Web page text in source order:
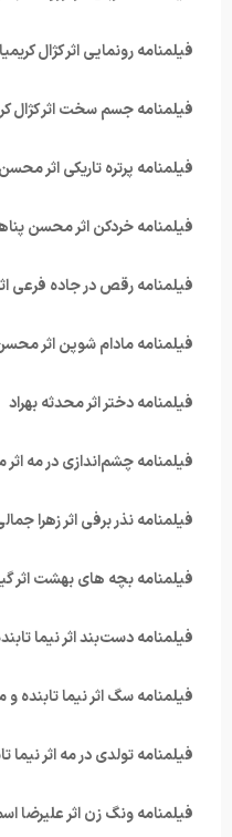
فیلمنامه رونمایی اثر کژال
فیلمنامه جسم سخت اثر کژال
فیلمنامه پرتره تاریکی اثر
فیلمنامه خردکن اثر محسن
فیلمنامه رقص در جاده فرعی
فیلمنامه مادام شوپن اثر
فیلمنامه دختر اثر محدثه بهراد
فیلمنامه چشم‌اندازی در مه
فیلمنامه نذر برفی اثر زهرا
فیلمنامه بچه های بهشت اثر
فیلمنامه دست‌بند اثر نیما
فیلمنامه سگ اثر نیما
فیلمنامه تولدی در مه اثر
فیلمنامه ونگ زن اثر علیرضا